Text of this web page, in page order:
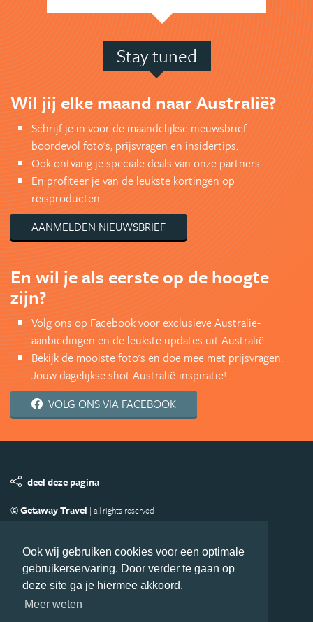
Ook wij gebruiken cookies voor een optimale
gebruikerservaring. Door verder te gaan op
deze site ga je hiermee akkoord.
Meer weten
Stay tuned
Wil jij elke maand naar Australië?
Schrijf je in voor de maandelijkse nieuwsbrief
boordevol foto's, prijsvragen en insidertips.
Ook ontvang je speciale deals van onze partners.
En profiteer je van de leukste kortingen op
reisproducten.
AANMELDEN NIEUWSBRIEF
En wil je als eerste op de hoogte
zijn?
Volg ons op Facebook voor exclusieve Australië-
aanbiedingen en de leukste updates uit Australië.
Bekijk de mooiste foto's en doe mee met prijsvragen.
Jouw dagelijkse shot Australië-inspiratie!
VOLG ONS VIA FACEBOOK
deel deze pagina
© Getaway Travel | all rights reserved
Copyright
Privacy statement Disclaimer
Cookies
Volg Australie.nl
Nieuwsbrief
Facebook